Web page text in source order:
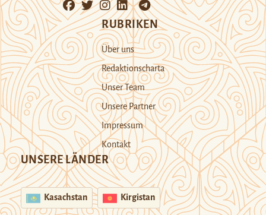
RUBRIKEN
Über uns
Redaktionscharta
Unser Team
Unsere Partner
Impressum
Kontakt
UNSERE LÄNDER
Kasachstan Kirgistan